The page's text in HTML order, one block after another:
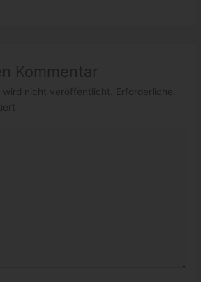
Kommentar
nicht veröffentlicht.
Erforderliche